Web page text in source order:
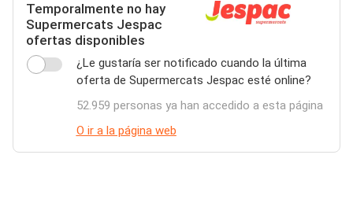
Temporalmente no hay
Supermercats Jespac
ofertas disponibles
¿Le gustaría ser notificado cuando la última
oferta de Supermercats Jespac esté online?
52.959 personas ya han accedido a esta página
O ir a la página web